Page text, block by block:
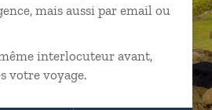
mais aussi par email ou
interlocuteur avant,
votre voyage.